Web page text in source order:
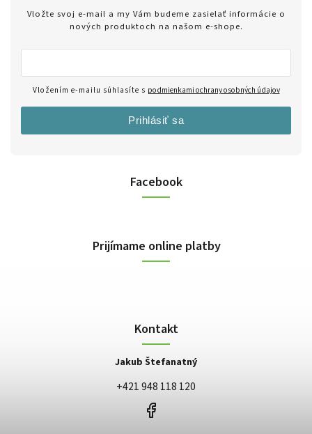
Facebook
Prijímame online platby
Kontakt
Jakub Štefanatný
+421 948 118 120
Vložte svoj e-mail a my Vám budeme zasielať informácie o
nových produktoch na našom e-shope.
Vložením e-mailu súhlasíte s podmienkami ochrany osobných údajov
Prihlásiť sa